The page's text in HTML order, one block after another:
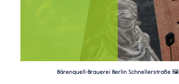
Bärenquell-Brauerei Berlin Schnellerstraße 🖼️